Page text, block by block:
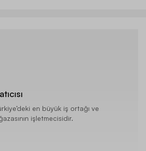
en büyük iş ortağı ve
işletmecisidir.